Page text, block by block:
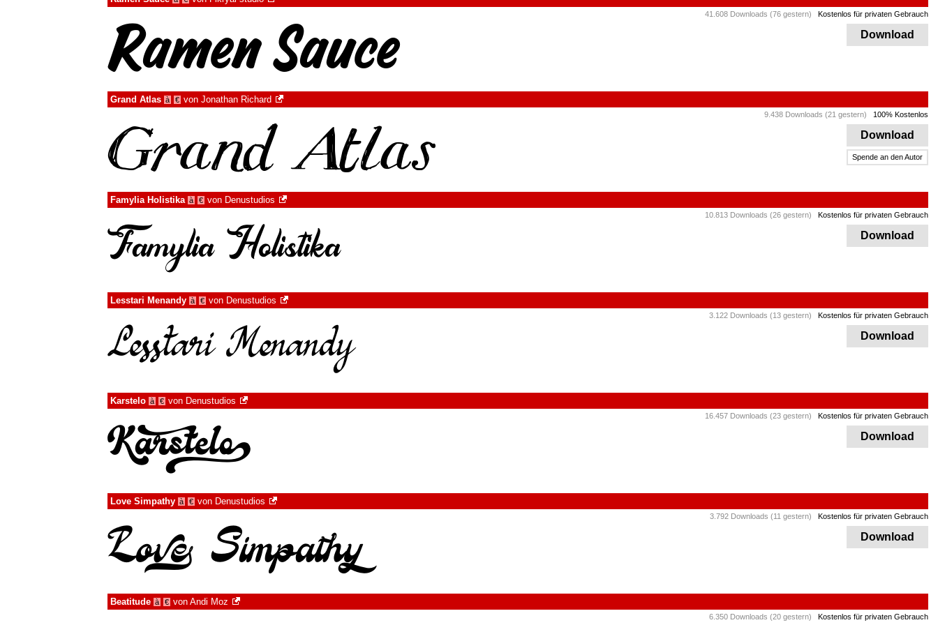
41.608 Downloads (76 gestern) Kostenlos für privaten Gebrauch
Download
Grand Atlas à € von Jonathan Richard
9.438 Downloads (21 gestern) 100% Kostenlos
Download
Spende an den Autor
Famylia Holistika à € von Denustudios
10.813 Downloads (26 gestern) Kostenlos für privaten Gebrauch
Download
Lesstari Menandy à € von Denustudios
3.122 Downloads (13 gestern) Kostenlos für privaten Gebrauch
Download
Karstelo à € von Denustudios
16.457 Downloads (23 gestern) Kostenlos für privaten Gebrauch
Download
Love Simpathy à € von Denustudios
3.792 Downloads (11 gestern) Kostenlos für privaten Gebrauch
Download
Beatitude à € von Andi Moz
6.350 Downloads (20 gestern) Kostenlos für privaten Gebrauch